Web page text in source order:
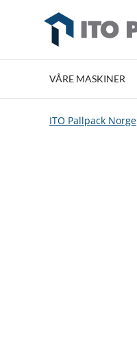
VÅRE MASKINER
ITO Pallpack Norge